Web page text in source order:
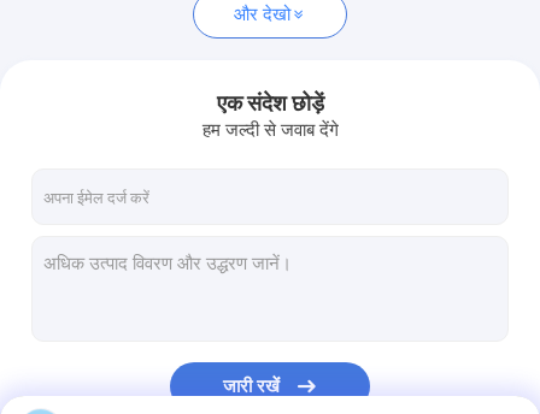
बाक जल
नूट्रोपिक्स
और देखो
एक संदेश छोड़ें
हम जल्दी से जवाब देंगे
जारी रखें